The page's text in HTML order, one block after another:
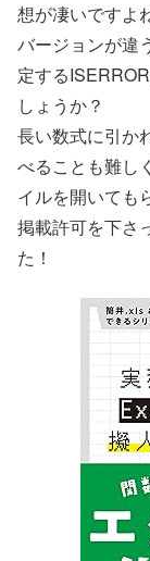
想が凄いですよ
バージョンが違
定する
しょうか？
長い数式に引か
べることも難し
イルを開いても
掲載許可を下さ
た！